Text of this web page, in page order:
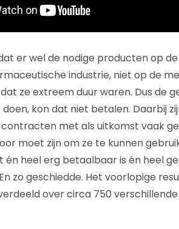
er wel de nodige producten op
industrie, niet op de
ze extreem duur waren. Dus de
kon dat niet betalen. Daarbij
met als uitkomst vaak
moet zijn om ze te kunnen
én heel erg betaalbaar is én heel
zo geschiedde. Het voorlopige
over circa 750 verschillende